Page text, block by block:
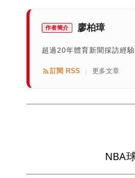
作者簡介 廖柏璋
超過20年體育新聞採訪經
訂閱 RSS | 更多文章
NBA